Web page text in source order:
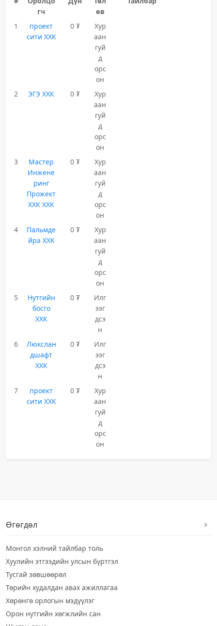
гч
өв
1
проект
сити ХХК
0 ₮
Хур
аан
гуй
д
орс
он
2
ЭГЭ ХХК 0 ₮
Хур
аан
гуй
д
орс
он
3
Мастер
Инжене
ринг
Прожект
ХХК ХХК
0 ₮
Хур
аан
гуй
д
орс
он
4
Пальмде
йра ХХК
0 ₮
Хур
аан
гуй
д
орс
он
5
Нутгийн
босго
ХХК
0 ₮
Илг
ээг
дсэ
н
6
Люкслан
дшафт
ХХК
0 ₮
Илг
ээг
дсэ
н
7
проект
сити ХХК
0 ₮
Хур
аан
гуй
д
орс
он
Өгөгдөл
Монгол хэлний тайлбар толь
Хуулийн этгээдийн улсын бүртгэл
Тусгай зөвшөөрөл
Төрийн худалдан авах ажиллагаа
Хөрөнгө орлогын мэдүүлэг
Орон нутгийн хөгжлийн сан